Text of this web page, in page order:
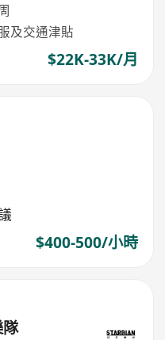
及交通津貼
$22K-33K/月
$400-500/小時